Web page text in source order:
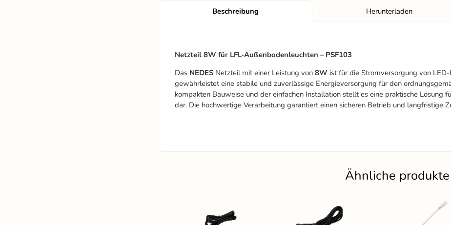
Beschreibung Herunterladen
Netzteil 8W für LFL-Außenbodenleuchten – PSF103
Das NEDESNetzteil mit einer Leistung von 8W ist für die Stromversorgung von
gewährleistet eine stabile und zuverlässige Energieversorgung für den
kompakten Bauweise und der einfachen Installation stellt es eine praktische Lösung
dar. Die hochwertige Verarbeitung garantiert einen sicheren Betrieb und langfristige
Ähnliche produkte